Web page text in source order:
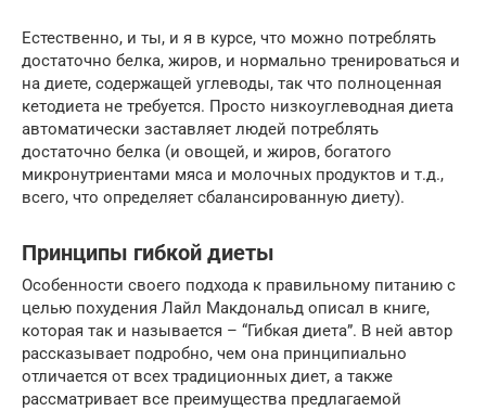
Естественно, и ты, и я в курсе, что можно потреблять
достаточно белка, жиров, и нормально тренироваться и
на диете, содержащей углеводы, так что полноценная
кетодиета не требуется. Просто низкоуглеводная диета
автоматически заставляет людей потреблять
достаточно белка (и овощей, и жиров, богатого
микронутриентами мяса и молочных продуктов и т.д.,
всего, что определяет сбалансированную диету).
Принципы гибкой диеты
Особенности своего подхода к правильному питанию с
целью похудения Лайл Макдональд описал в книге,
которая так и называется – “Гибкая диета”. В ней автор
рассказывает подробно, чем она принципиально
отличается от всех традиционных диет, а также
рассматривает все преимущества предлагаемой